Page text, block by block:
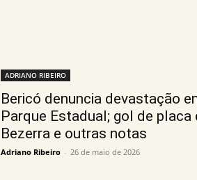
ADRIANO RIBEIRO
Bericó denuncia devastação
Parque Estadual; gol de placa
Bezerra e outras notas
Adriano Ribeiro - 26 de maio de 2026